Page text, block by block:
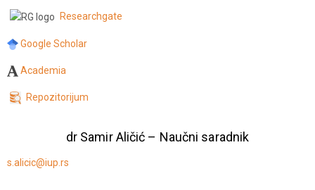
Researchgate
Google Scholar
Academia
Repozitorijum
dr Samir Aličić – Naučni saradnik
s.alicic@iup.rs